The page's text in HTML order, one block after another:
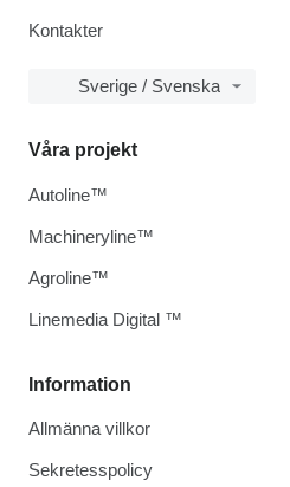
Kontakter
Sverige / Svenska
Information
Allmänna villkor
Sekretesspolicy
Våra projekt
Autoline™
Machineryline™
Agroline™
Linemedia Digital ™